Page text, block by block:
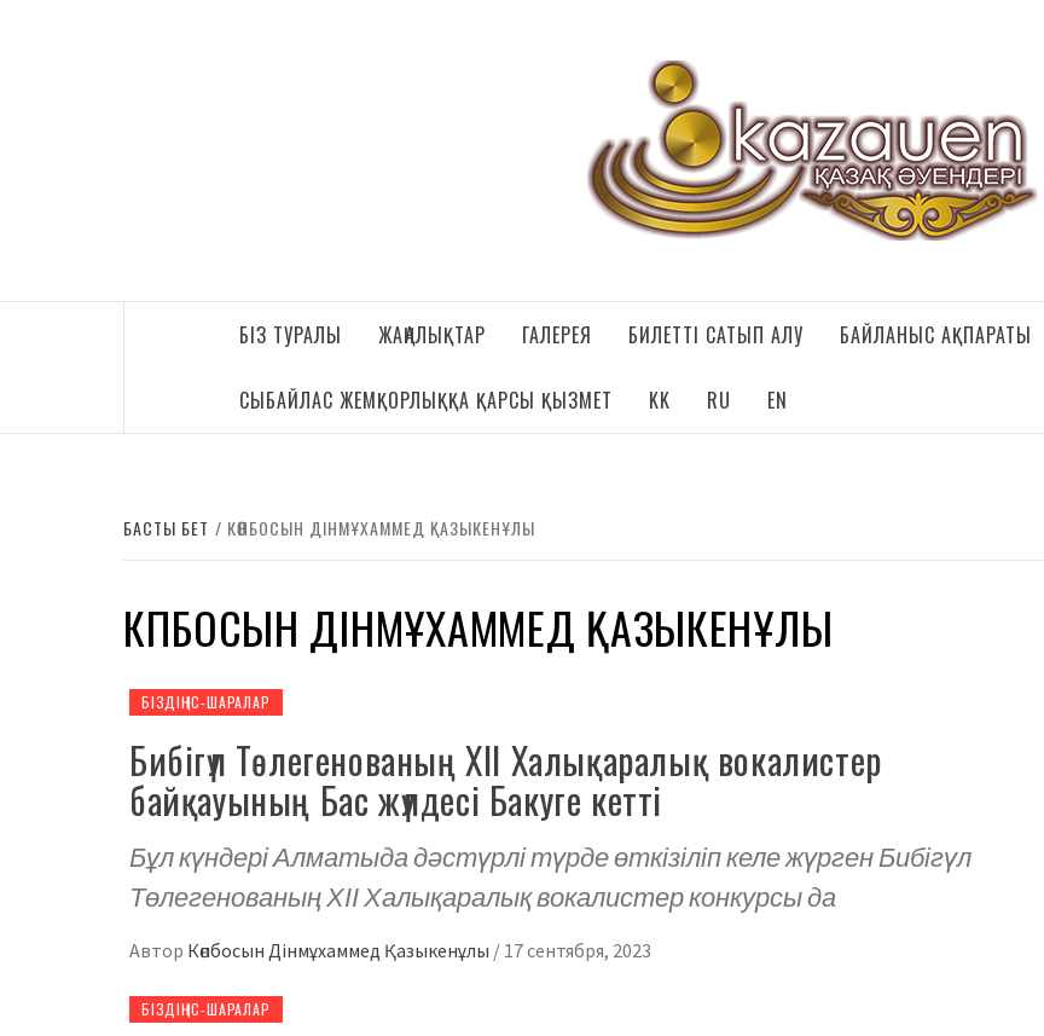
БІЗ ТУРАЛЫ ЖАҢАЛЫҚТАР ГАЛЕРЕЯ БИЛЕТТІ САТЫП АЛУ БАЙЛАНЫС АҚПАРАТЫ
СЫБАЙЛАС ЖЕМҚОРЛЫҚҚА ҚАРСЫ ҚЫЗМЕТ KK RU EN
БАСТЫ БЕТ КӨПБОСЫН ДІНМҰХАММЕД ҚАЗЫКЕНҰЛЫ
КӨПБОСЫН ДІНМҰХАММЕД ҚАЗЫКЕНҰЛЫ
БІЗДІҢ ІС-ШАРАЛАР
Бибігүл Төлегенованың ХІІ Халықаралық вокалистер
байқауының Бас жүлдесі Бакуге кетті
Бұл күндері Алматыда дәстүрлі түрде өткізіліп келе жүрген Бибігүл
Төлегенованың ХІІ Халықаралық вокалистер конкурсы да
Автор Көпбосын Дінмұхаммед Қазыкенұлы / 17 сентября, 2023
БІЗДІҢ ІС-ШАРАЛАР